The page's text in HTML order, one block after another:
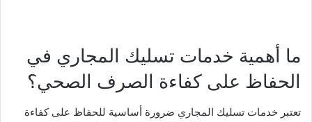
ما أهمية خدمات تسليك المجاري في
الحفاظ على كفاءة الصرف الصحي؟
تعتبر خدمات تسليك المجاري ضرورة أساسية للحفاظ على كفاءة